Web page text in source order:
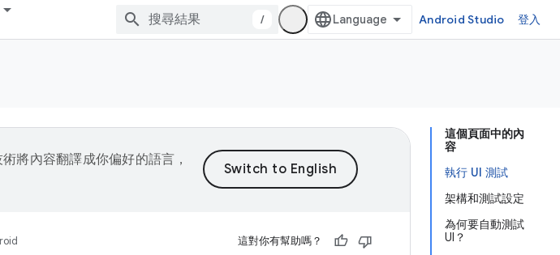
/ Android Studio 登入
這個頁面中的內
容
執行 UI 測試
架構和測試設定
為何要自動測試
UI？
將內容翻譯成你偏好的語言，
這對你有幫助嗎？